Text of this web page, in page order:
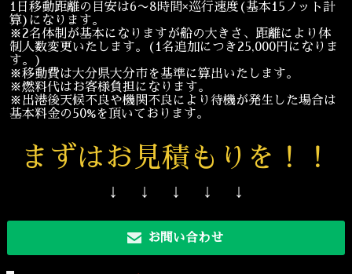
1日移動距離の目安は6〜8時間×巡行速度(基本15ノット計
算)になります。
※2名体制が基本になりますが船の大きさ、距離により体
制人数変更いたします。(1名追加につき25,000円になりま
す。)
※移動費は大分県大分市を基準に算出いたします。
※燃料代はお客様負担になります。
※出港後天候不良や機関不良により待機が発生した場合は
基本料金の50%を頂いております。
まずはお見積もりを！！
↓ ↓ ↓ ↓ ↓
お問い合わせ